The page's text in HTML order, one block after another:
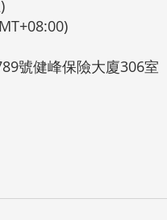
號健峰保險大廈306室